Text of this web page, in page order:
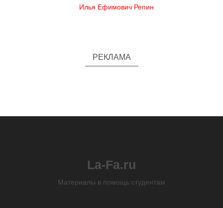
Илья Ефимович Репин
РЕКЛАМА
La-Fa.ru
Материалы в помощь студентам